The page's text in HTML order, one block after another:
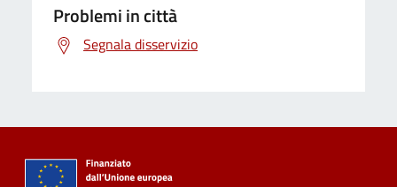
Problemi in città
Segnala disservizio